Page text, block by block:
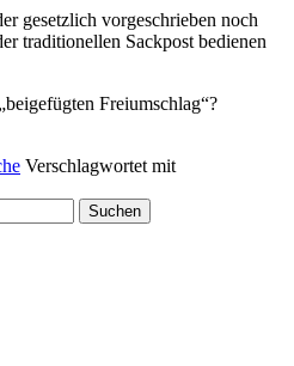
gesetzlich vorgeschrieben noch
traditionellen Sackpost bedienen
Freiumschlag“?
Verschlagwortet mit